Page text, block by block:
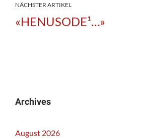
NÄCHSTER ARTIKEL
«HENUSODE¹…»
Archives
August 2026